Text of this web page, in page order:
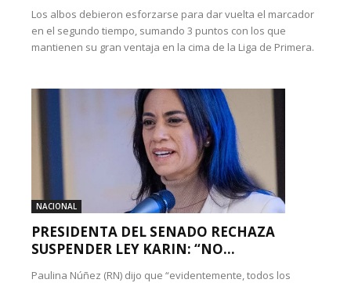
Los albos debieron esforzarse para dar vuelta el marcador
en el segundo tiempo, sumando 3 puntos con los que
mantienen su gran ventaja en la cima de la Liga de Primera.
NACIONAL
PRESIDENTA DEL SENADO RECHAZA
SUSPENDER LEY KARIN: “NO...
Paulina Núñez (RN) dijo que “evidentemente, todos los